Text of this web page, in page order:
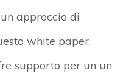
approccio di
white paper,
supporto per un un